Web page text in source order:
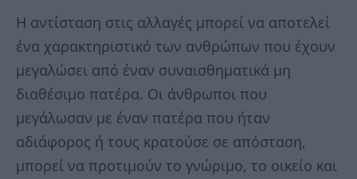
Η αντίσταση στις αλλαγές μπορεί να αποτελεί
ένα χαρακτηριστικό των ανθρώπων που έχουν
μεγαλώσει από έναν συναισθηματικά μη
διαθέσιμο πατέρα. Οι άνθρωποι που
μεγάλωσαν με έναν πατέρα που ήταν
αδιάφορος ή τους κρατούσε σε απόσταση,
μπορεί να προτιμούν το γνώριμο, το οικείο και